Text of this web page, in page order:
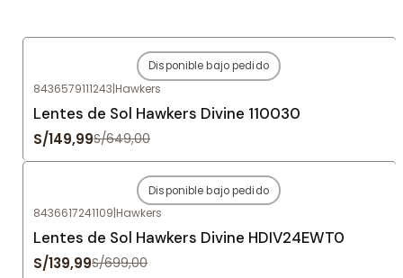
Agotado
Disponible bajo pedido
8436579111243|Hawkers
Lentes de Sol Hawkers Divine 110030
S/149,99S/649,00
Agotado
Disponible bajo pedido
8436617241109|Hawkers
Lentes de Sol Hawkers Divine HDIV24EWT0
S/139,99S/699,00